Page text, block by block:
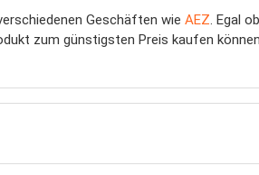
Geschäften wie AEZ . Egal
zum günstigsten Preis kaufen